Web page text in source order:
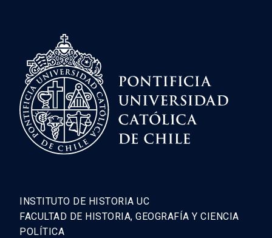
INSTITUTO DE HISTORIA UC
FACULTAD DE HISTORIA, GEOGRAFÍA Y CIENCIA
POLÍTICA